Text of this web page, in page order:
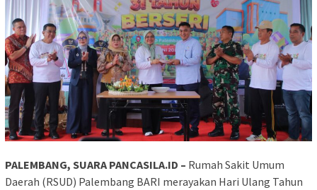
PALEMBANG, SUARA PANCASILA.ID – Rumah Sakit Umum
Daerah (RSUD) Palembang BARI merayakan Hari Ulang Tahun